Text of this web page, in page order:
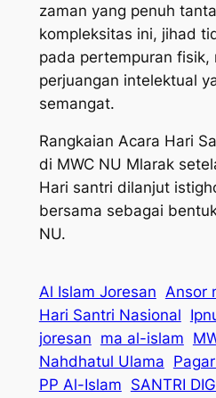
zaman yang penuh
kompleksitas ini, jihad
pada pertempuran fisik,
perjuangan intelektual
semangat.
Rangkaian Acara Hari
di MWC NU Mlarak
Hari santri dilanjut
bersama sebagai
NU.
Al Islam Joresan Ansor
Hari Santri Nasional
joresan ma al-islam
Nahdhatul Ulama
PP Al-Islam SANTRI